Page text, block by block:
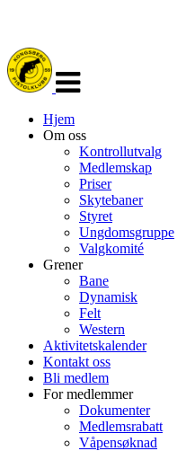
navigasjon
Hjem
Om oss
Kontrollutvalg
Medlemskap
Priser
Skytebaner
Styret
Ungdomsgruppe
Valgkomité
Grener
Bane
Dynamisk
Felt
Western
Aktivitetskalender
Kontakt oss
Bli medlem
For medlemmer
Dokumenter
Medlemsrabatt
Våpensøknad